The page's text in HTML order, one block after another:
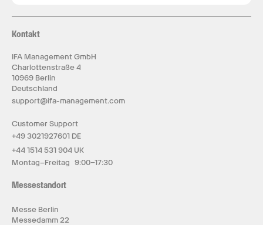
Kontakt
IFA Management GmbH
Charlottenstraße 4
10969 Berlin
Deutschland
support@ifa-management.com
Customer Support
+49 3021927601 DE
+44 1514 531 904 UK
Montag–Freitag 9:00–17:30
Messestandort
Messe Berlin
Messedamm 22